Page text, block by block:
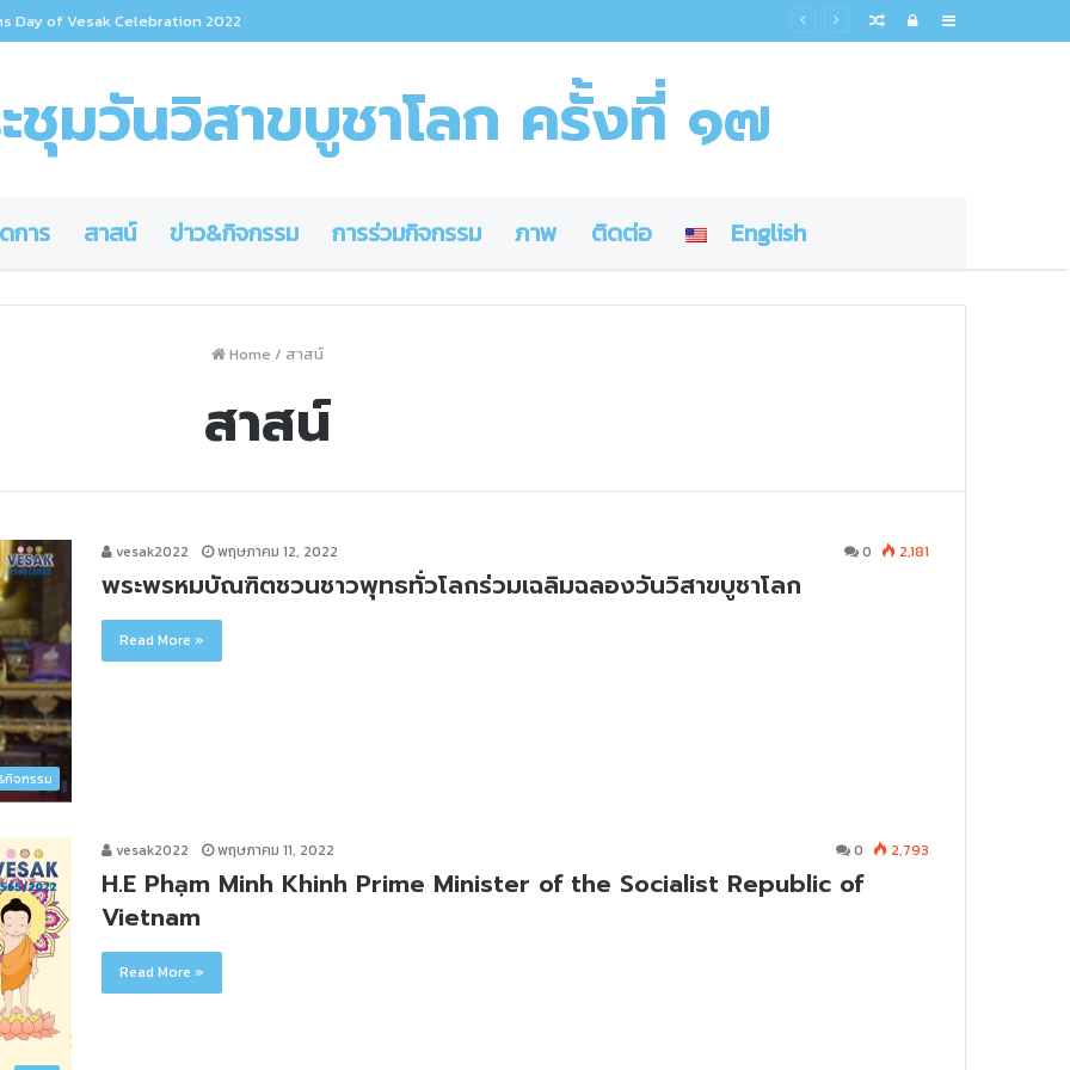
Day of Vesak Celebration 2022 Sidebar
Log
Random
ชุมวันวิสาขบูชาโลก ครั้งที่ ๑๗
การ สาสน์ ข่าว&กิจกรรม การร่วมกิจกรรม ภาพ ติดต่อ English
Home / สาสน์
สาสน์
กิจกรรม
vesak2022 พฤษภาคม 12, 2022 0 2,181
พระพรหมบัณฑิตชวนชาวพุทธทั่วโลกร่วมเฉลิมฉลองวันวิสาขบูชาโลก
Read More »
vesak2022 พฤษภาคม 11, 2022 0 2,793
H.E Phạm Minh Khinh Prime Minister of the Socialist Republic of
Vietnam
Read More »